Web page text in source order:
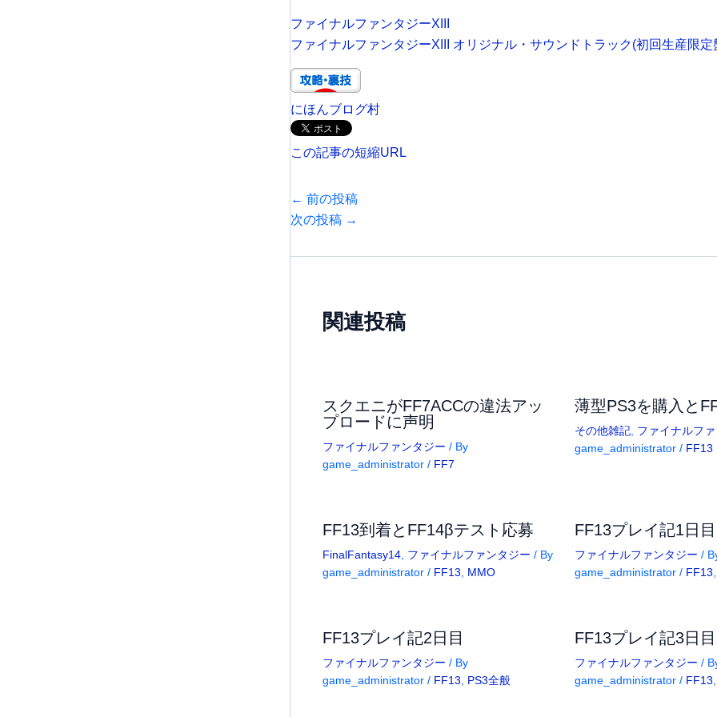
ファイナルファンタジーXIII
ファイナルファンタジーXIII オリジナル・サウンドトラック(初回生産限定
にほんブログ村
この記事の短縮URL
← 前の投稿
次の投稿 →
関連投稿
スクエニがFF7ACCの違法アッ
プロードに声明
ファイナルファンタジー / By
game_administrator / FF7
薄型PS3を購入と
その他雑記, ファイナルフ
game_administrator / FF13
FF13到着とFF14βテスト応募
FinalFantasy14, ファイナルファンタジー / By
game_administrator / FF13 MMO
FF13プレイ記1日目
ファイナルファンタジー /
game_administrator / FF13
FF13プレイ記2日目
ファイナルファンタジー / By
game_administrator / FF13 PS3全般
FF13プレイ記3日目
ファイナルファンタジー /
game_administrator / FF13